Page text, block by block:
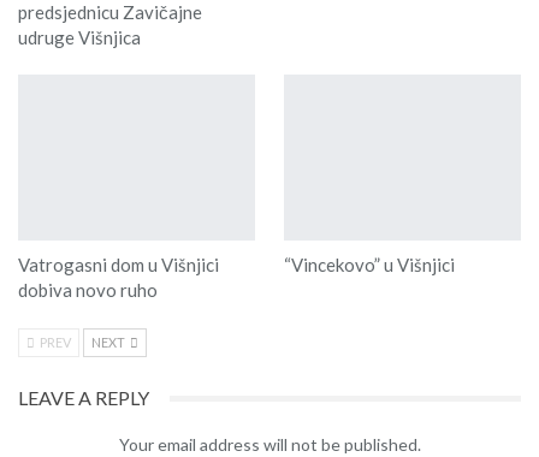
predsjednicu Zavičajne
udruge Višnjica
Vatrogasni dom u Višnjici
dobiva novo ruho
“Vincekovo” u Višnjici
PREV NEXT
LEAVE A REPLY
Your email address will not be published.